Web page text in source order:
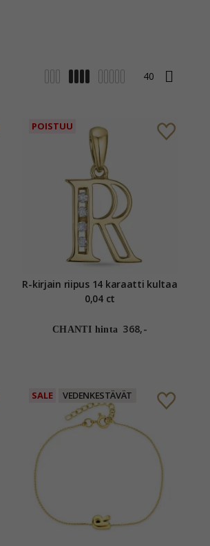
POISTUU
R-kirjain riipus 14 karaatti kultaa
0,04 ct
CHANTI hinta 368,-
SALE VEDENKESTÄVÄT